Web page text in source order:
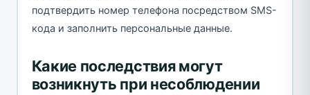
подтвердить номер телефона посредством SMS-
кода и заполнить персональные данные.
Какие последствия могут
возникнуть при несоблюдении